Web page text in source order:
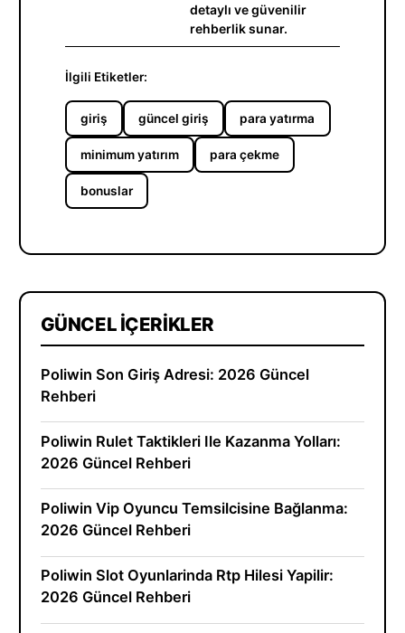
detaylı ve güvenilir
rehberlik sunar.
İlgili Etiketler:
giriş güncel giriş para yatırma
minimum yatırım para çekme
bonuslar
GÜNCEL İÇERIKLER
Poliwin Son Giriş Adresi: 2026 Güncel
Rehberi
Poliwin Rulet Taktikleri Ile Kazanma Yolları:
2026 Güncel Rehberi
Poliwin Vip Oyuncu Temsilcisine Bağlanma:
2026 Güncel Rehberi
Poliwin Slot Oyunlarinda Rtp Hilesi Yapilir:
2026 Güncel Rehberi